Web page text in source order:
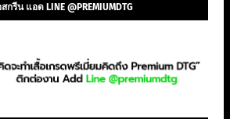
กรีน แอด LINE @PREMIUMDTG